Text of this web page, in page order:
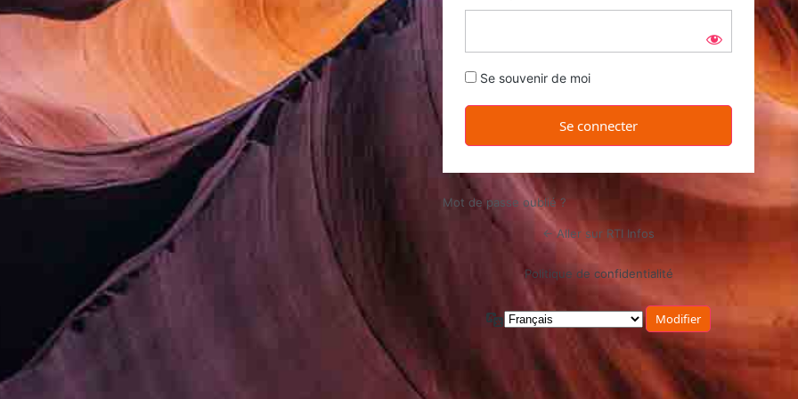
Se souvenir de moi
Mot de passe oublié ?
← Aller sur RTI Infos
Politique de confidentialité
Langue